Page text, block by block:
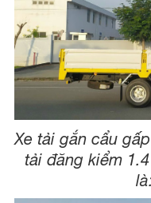
Xe tải gắn cẩu
tải đăng kiểm